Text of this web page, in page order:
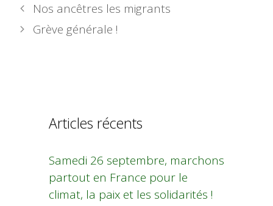
Nos ancêtres les migrants
Grève générale !
Articles récents
Samedi 26 septembre, marchons
partout en France pour le
climat, la paix et les solidarités !